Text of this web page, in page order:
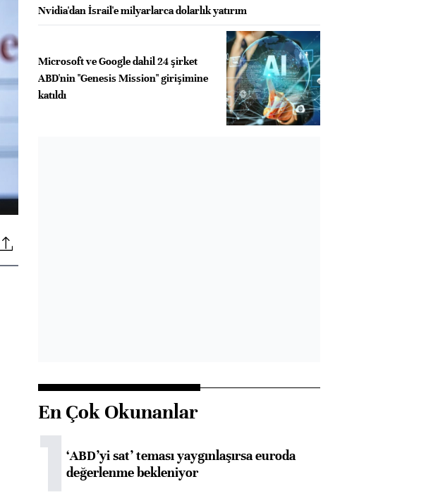
Nvidia'dan İsrail'e milyarlarca dolarlık yatırım
Microsoft ve Google dahil 24 şirket
ABD'nin "Genesis Mission" girişimine
katıldı
En Çok Okunanlar
1‘ABD’yi sat’ teması yaygınlaşırsa euroda
değerlenme bekleniyor